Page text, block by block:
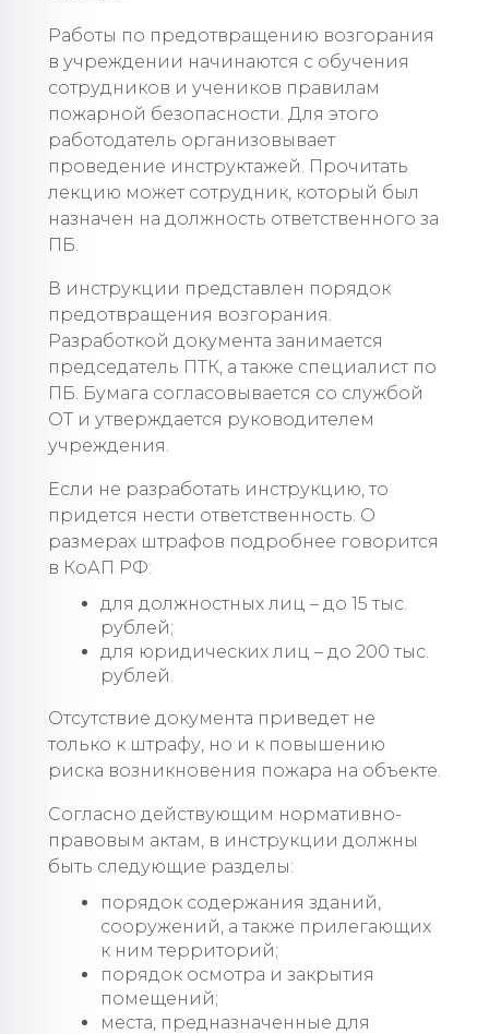
Работы по предотвращению возгорания
в учреждении начинаются с обучения
сотрудников и учеников правилам
пожарной безопасности. Для этого
работодатель организовывает
проведение инструктажей. Прочитать
лекцию может сотрудник, который был
назначен на должность ответственного за
ПБ.
В инструкции представлен порядок
предотвращения возгорания.
Разработкой документа занимается
председатель ПТК, а также специалист по
ПБ. Бумага согласовывается со службой
ОТ и утверждается руководителем
учреждения.
Если не разработать инструкцию, то
придется нести ответственность. О
размерах штрафов подробнее говорится
в КоАП РФ:
для должностных лиц – до 15 тыс.
рублей;
для юридических лиц – до 200 тыс.
рублей.
Отсутствие документа приведет не
только к штрафу, но и к повышению
риска возникновения пожара на объекте.
Согласно действующим нормативно-
правовым актам, в инструкции должны
быть следующие разделы:
порядок содержания зданий,
сооружений, а также прилегающих
к ним территорий;
порядок осмотра и закрытия
помещений;
места, предназначенные для